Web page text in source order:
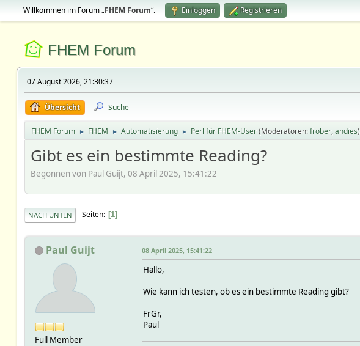
Willkommen im Forum „FHEM Forum“. Einloggen Registrieren
FHEM Forum
07 August 2026, 21:30:37
Übersicht Suche
FHEM Forum ► FHEM ► Automatisierung ► Perl für FHEM-User(Moderatoren:frober,andies)
Gibt es ein bestimmte Reading?
Begonnen von Paul Guijt, 08 April 2025, 15:41:22
NACH UNTEN Seiten 1
Paul Guijt
Full Member
08 April 2025, 15:41:22
Hallo,
Wie kann ich testen, ob es ein bestimmte Reading gibt?
FrGr,
Paul